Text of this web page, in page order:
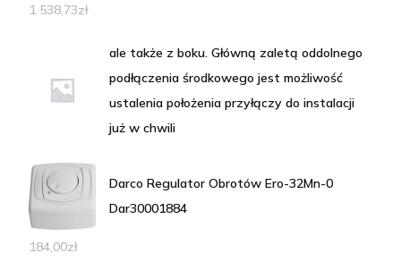
1 538,73zł
ale także z boku. Główną zaletą oddolnego
podłączenia środkowego jest możliwość
ustalenia położenia przyłączy do instalacji
już w chwili
Darco Regulator Obrotów Ero-32Mn-0
Dar30001884
184,00zł